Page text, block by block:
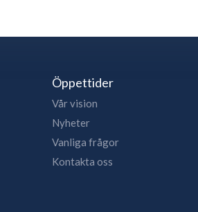
Öppettider
Vår vision
Nyheter
Vanliga frågor
Kontakta oss